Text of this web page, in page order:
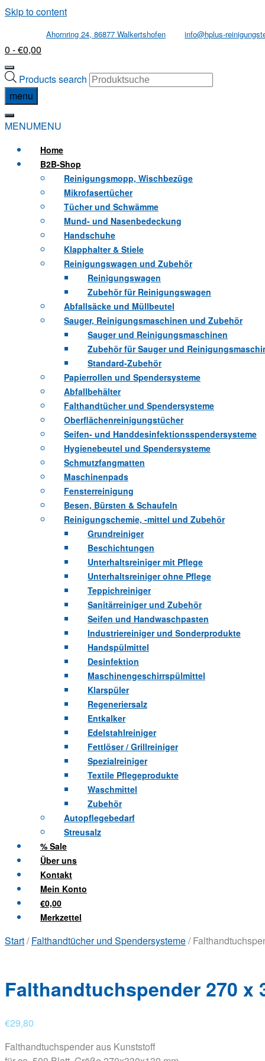
Skip to content
Ahornring 24, 86877 Walkertshofen info@hplus-
0 - €0,00
Products search
menu
MENUMENU
Home
B2B-Shop
Reinigungsmopp, Wischbezüge
Mikrofasertücher
Tücher und Schwämme
Mund- und Nasenbedeckung
Handschuhe
Klapphalter & Stiele
Reinigungswagen und Zubehör
Reinigungswagen
Zubehör für Reinigungswagen
Abfallsäcke und Müllbeutel
Sauger, Reinigungsmaschinen und Zubehör
Sauger und Reinigungsmaschinen
Zubehör für Sauger und
Standard-Zubehör
Papierrollen und Spendersysteme
Abfallbehälter
Falthandtücher und Spendersysteme
Oberflächenreinigungstücher
Seifen- und Handdesinfektionsspendersysteme
Hygienebeutel und Spendersysteme
Schmutzfangmatten
Maschinenpads
Fensterreinigung
Besen, Bürsten & Schaufeln
Reinigungschemie, -mittel und Zubehör
Grundreiniger
Beschichtungen
Unterhaltsreiniger mit Pflege
Unterhaltsreiniger ohne Pflege
Teppichreiniger
Sanitärreiniger und Zubehör
Seifen und Handwaschpasten
Industriereiniger und Sonderprodukte
Handspülmittel
Desinfektion
Maschinengeschirrspülmittel
Klarspüler
Regeneriersalz
Entkalker
Edelstahlreiniger
Fettlöser / Grillreiniger
Spezialreiniger
Textile Pflegeprodukte
Waschmittel
Zubehör
Autopflegebedarf
Streusalz
% Sale
Über uns
Kontakt
Mein Konto
€0,00
Merkzettel
Start/Falthandtücher und Spendersysteme/
Falthandtuchspender 270 x
€29,80
Falthandtuchspender aus Kunststoff